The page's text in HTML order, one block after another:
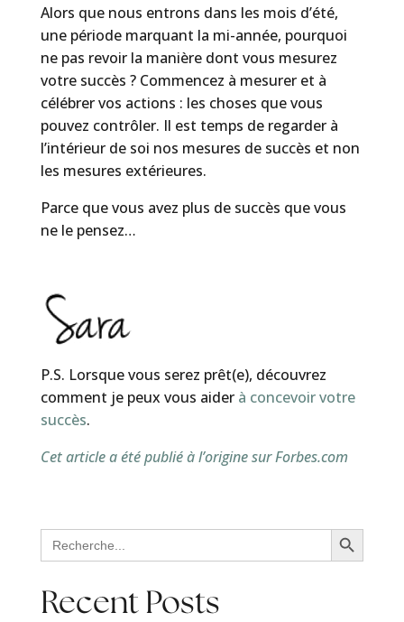
Alors que nous entrons dans les mois d’été,
une période marquant la mi-année, pourquoi
ne pas revoir la manière dont vous mesurez
votre succès ? Commencez à mesurer et à
célébrer vos actions : les choses que vous
pouvez contrôler. Il est temps de regarder à
l’intérieur de soi nos mesures de succès et non
les mesures extérieures.
Parce que vous avez plus de succès que vous
ne le pensez…
P.S. Lorsque vous serez prêt(e), découvrez
comment je peux vous aider à concevoir votre
succès.
Cet article a été publié à l’origine sur Forbes.com
Search
for:
Search Button
Recent Posts